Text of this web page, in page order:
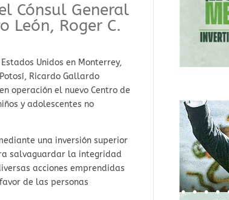
Cónsul General
León, Roger C.
Unidos en Monterrey,
Ricardo Gallardo
operación el nuevo Centro de
y adolescentes no
una inversión superior
salvaguardar la integridad
acciones emprendidas
de las personas